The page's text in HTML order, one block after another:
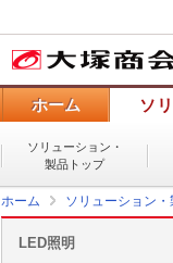
ホーム ソ
ソリューション・
製品トップ
ホーム ソリューション・
LED照明